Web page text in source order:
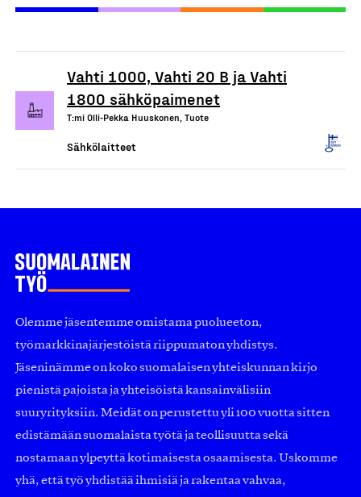
Vahti 1000, Vahti 20 B ja Vahti
1800 sähköpaimenet
T:mi Olli-Pekka Huuskonen, Tuote
Sähkölaitteet
Olemme jäsentemme omistama puolueeton,
työmarkkinajärjestöistä riippumaton yhdistys.
Jäseninämme on koko suomalaisen yhteiskunnan kirjo
pienistä pajoista ja yhteisöistä kansainvälisiin
suuryrityksiin. Meidät on perustettu yli 100 vuotta sitten
edistämään suomalaista työtä ja teollisuutta sekä
nostamaan ylpeyttä kotimaisesta osaamisesta. Uskomme
yhä, että työ yhdistää ihmisiä ja rakentaa vahvaa,